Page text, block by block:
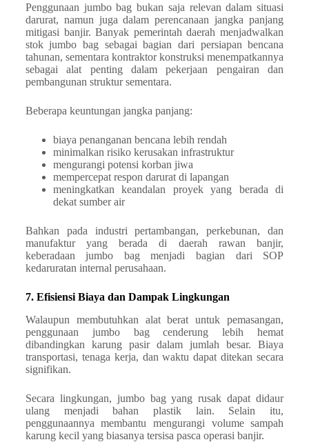
Penggunaan jumbo bag bukan saja relevan dalam situasi
darurat, namun juga dalam perencanaan jangka panjang
mitigasi banjir. Banyak pemerintah daerah menjadwalkan
stok jumbo bag sebagai bagian dari persiapan bencana
tahunan, sementara kontraktor konstruksi menempatkannya
sebagai alat penting dalam pekerjaan pengairan dan
pembangunan struktur sementara.
Beberapa keuntungan jangka panjang:
biaya penanganan bencana lebih rendah
minimalkan risiko kerusakan infrastruktur
mengurangi potensi korban jiwa
mempercepat respon darurat di lapangan
meningkatkan keandalan proyek yang berada di
dekat sumber air
Bahkan pada industri pertambangan, perkebunan, dan
manufaktur yang berada di daerah rawan banjir,
keberadaan jumbo bag menjadi bagian dari SOP
kedaruratan internal perusahaan.
7. Efisiensi Biaya dan Dampak Lingkungan
Walaupun membutuhkan alat berat untuk pemasangan,
penggunaan jumbo bag cenderung lebih hemat
dibandingkan karung pasir dalam jumlah besar. Biaya
transportasi, tenaga kerja, dan waktu dapat ditekan secara
signifikan.
Secara lingkungan, jumbo bag yang rusak dapat didaur
ulang menjadi bahan plastik lain. Selain itu,
penggunaannya membantu mengurangi volume sampah
karung kecil yang biasanya tersisa pasca operasi banjir.